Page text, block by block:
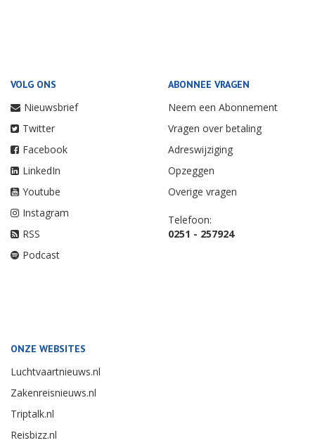
VOLG ONS
Nieuwsbrief
Twitter
Facebook
LinkedIn
Youtube
Instagram
RSS
Podcast
ABONNEE VRAGEN
Neem een Abonnement
Vragen over betaling
Adreswijziging
Opzeggen
Overige vragen
Telefoon:
0251 - 257924
ONZE WEBSITES
Luchtvaartnieuws.nl
Zakenreisnieuws.nl
Triptalk.nl
Reisbizz.nl